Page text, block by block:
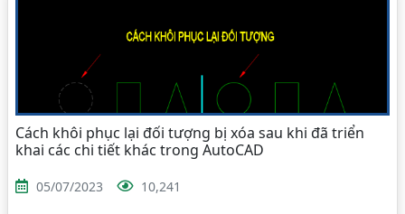
Cách khôi phục lại đối tượng bị xóa sau khi đã triển
khai các chi tiết khác trong AutoCAD
05/07/2023 10,241